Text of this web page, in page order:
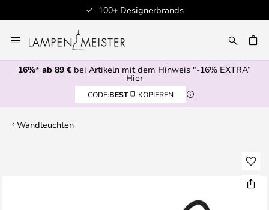
100+ Designerbrands
Inhalt
springen
16%* ab 89 € bei Artikeln mit dem Hinweis "-16% EXTRA”
Hier
CODE:BEST KOPIEREN
Wandleuchten